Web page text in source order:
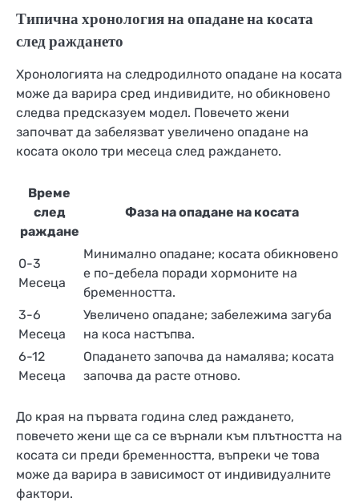
Типична хронология на опадане на косата
след раждането
Хронологията на следродилното опадане на косата
може да варира сред индивидите, но обикновено
следва предсказуем модел. Повечето жени
започват да забелязват увеличено опадане на
косата около три месеца след раждането.
Време
след
раждане
Фаза на опадане на косата
0-3
Месеца
Минимално опадане; косата обикновено
е по-дебела поради хормоните на
бременността.
3-6
Месеца
Увеличено опадане; забележима загуба
на коса настъпва.
6-12
Месеца
Опадането започва да намалява; косата
започва да расте отново.
До края на първата година след раждането,
повечето жени ще са се върнали към плътността на
косата си преди бременността, въпреки че това
може да варира в зависимост от индивидуалните
фактори.